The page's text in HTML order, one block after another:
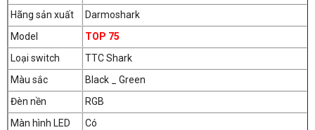
Hãng sản xuất
Darmoshark
Model
TOP 75
Loại switch
TTC Shark
Màu sắc
Black _ Green
Đèn nền
RGB
Màn hình LED
Có